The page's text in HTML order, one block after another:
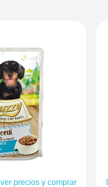
precios y comprar